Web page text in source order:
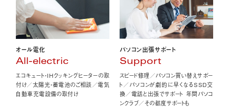
オール電化
All-electric
エコキュート・IHクッキングヒーターの取
付け／太陽光・蓄電池のご相談／電気
自動車充電設備の取付け
パソコン出張サポート
Support
スピード修理／パソコン買い替えサポー
ト／パソコンが劇的に早くなるSSD交
換／電話と出張でサポート 年間パソコ
ンクラブ／その都度サポートも